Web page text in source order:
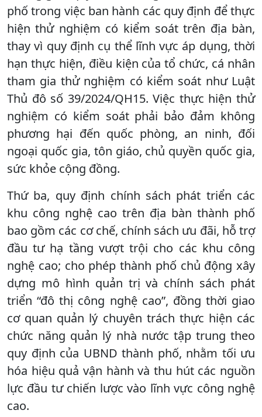
phố trong việc ban hành các quy định để thực
hiện thử nghiệm có kiểm soát trên địa bàn,
thay vì quy định cụ thể lĩnh vực áp dụng, thời
hạn thực hiện, điều kiện của tổ chức, cá nhân
tham gia thử nghiệm có kiểm soát như Luật
Thủ đô số 39/2024/QH15. Việc thực hiện thử
nghiệm có kiểm soát phải bảo đảm không
phương hại đến quốc phòng, an ninh, đối
ngoại quốc gia, tôn giáo, chủ quyền quốc gia,
sức khỏe cộng đồng.
Thứ ba, quy định chính sách phát triển các
khu công nghệ cao trên địa bàn thành phố
bao gồm các cơ chế, chính sách ưu đãi, hỗ trợ
đầu tư hạ tầng vượt trội cho các khu công
nghệ cao; cho phép thành phố chủ động xây
dựng mô hình quản trị và chính sách phát
triển “đô thị công nghệ cao”, đồng thời giao
cơ quan quản lý chuyên trách thực hiện các
chức năng quản lý nhà nước tập trung theo
quy định của UBND thành phố, nhằm tối ưu
hóa hiệu quả vận hành và thu hút các nguồn
lực đầu tư chiến lược vào lĩnh vực công nghệ
cao.